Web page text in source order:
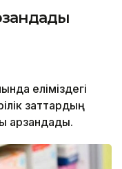
еліміздегі
заттардың
арзандады.